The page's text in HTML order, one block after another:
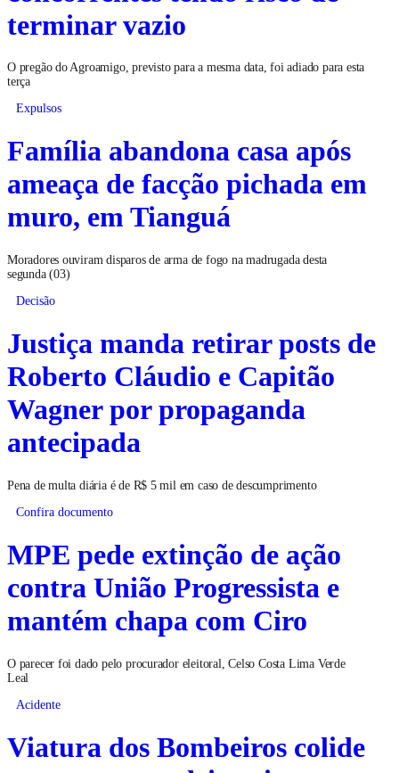
terminar vazio
O pregão do Agroamigo, previsto para a mesma data, foi adiado para esta
terça
Expulsos
Família abandona casa após
ameaça de facção pichada em
muro, em Tianguá
Moradores ouviram disparos de arma de fogo na madrugada desta
segunda (03)
Decisão
Justiça manda retirar posts de
Roberto Cláudio e Capitão
Wagner por propaganda
antecipada
Pena de multa diária é de R$ 5 mil em caso de descumprimento
Confira documento
MPE pede extinção de ação
contra União Progressista e
mantém chapa com Ciro
O parecer foi dado pelo procurador eleitoral, Celso Costa Lima Verde
Leal
Acidente
Viatura dos Bombeiros colide